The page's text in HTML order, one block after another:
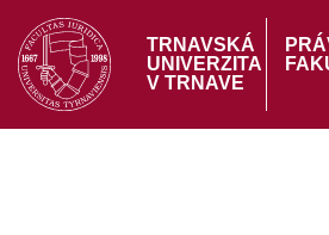
Skočiť
na
hlavný
obsah
TRNAVSKÁ
UNIVERZITA
V TRNAVE